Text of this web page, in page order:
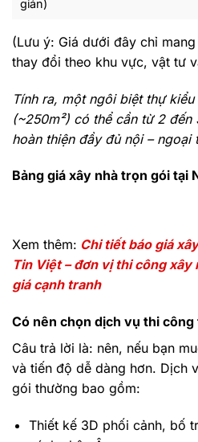
giản)
(Lưu ý: Giá dưới đây chỉ
thay đổi theo khu vực, vật tư
Tính ra, một ngôi biệt thự
(~250m²) có thể cần từ 2
hoàn thiện đầy đủ nội – ngoại
Bảng giá xây nhà trọn gói tại
Xem thêm: Chi tiết báo giá
Tin Việt – đơn vị thi công xây
giá cạnh tranh
Có nên chọn dịch vụ thi
Câu trả lời là: nên, nếu bạn
và tiến độ dễ dàng hơn. Dịch
gói thường bao gồm:
Thiết kế 3D phối cảnh, bố